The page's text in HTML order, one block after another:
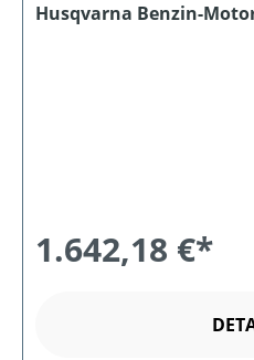
Husqvarna Benzin-
1.642,18 €*